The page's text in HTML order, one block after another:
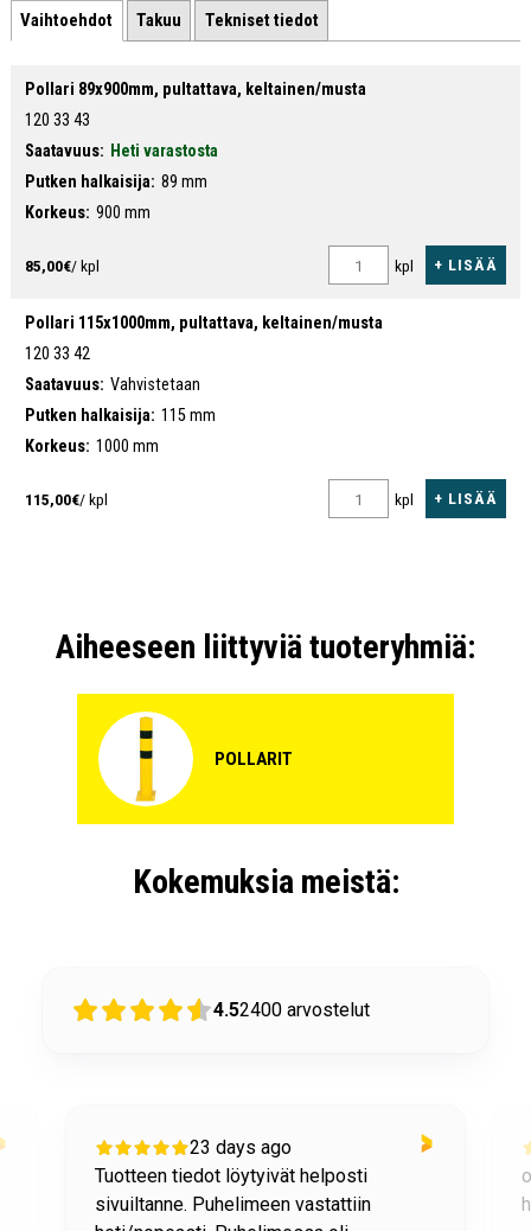
Vaihtoehdot Takuu Tekniset tiedot
Pollari 89x900mm, pultattava, keltainen/musta
120 33 43
Saatavuus: Heti varastosta
Putken halkaisija: 89 mm
Korkeus: 900 mm
85,00€/ kpl kpl + LISÄÄ
Pollari 115x1000mm, pultattava, keltainen/musta
120 33 42
Saatavuus: Vahvistetaan
Putken halkaisija: 115 mm
Korkeus: 1000 mm
115,00€/ kpl kpl + LISÄÄ
Aiheeseen liittyviä tuoteryhmiä:
POLLARIT
Kokemuksia meistä:
4.52400 arvostelut
23 days ago
Tuotteen tiedot löytyivät helposti
sivuiltanne. Puhelimeen vastattiin